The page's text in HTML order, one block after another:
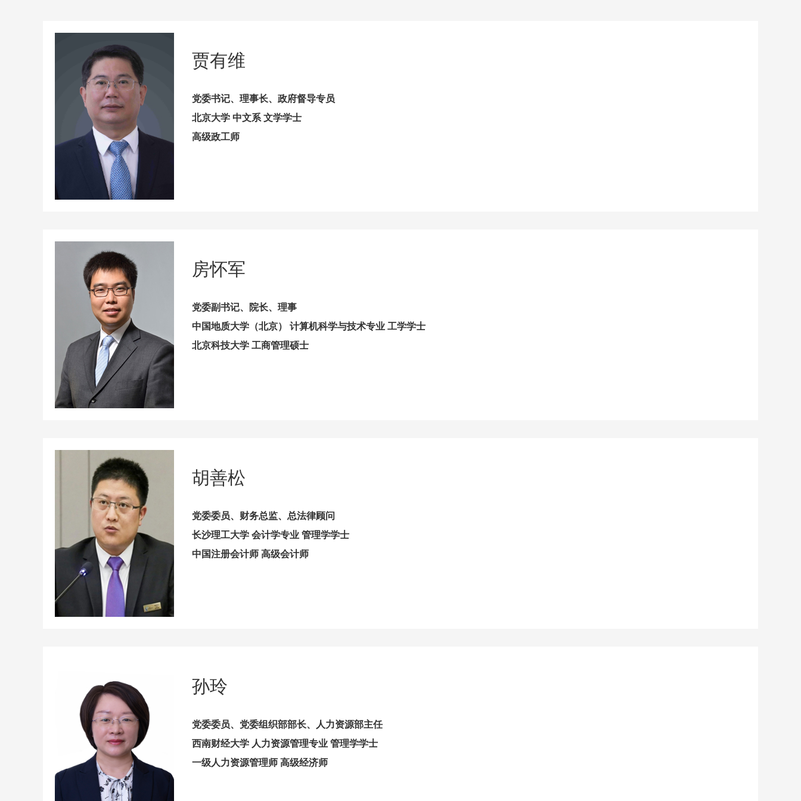
贾有维
党委书记、理事长、政府督导专员
北京大学 中文系 文学学士
高级政工师
房怀军
党委副书记、院长、理事
中国地质大学（北京） 计算机科学与技术专业 工学学士
北京科技大学 工商管理硕士
胡善松
党委委员、财务总监、总法律顾问
长沙理工大学 会计学专业 管理学学士
中国注册会计师 高级会计师
孙玲
党委委员、党委组织部部长、人力资源部主任
西南财经大学 人力资源管理专业 管理学学士
一级人力资源管理师 高级经济师